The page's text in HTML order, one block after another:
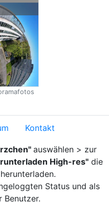
Kontakt
auswählen > zur
High-res" die
Status und als
Benutzer.